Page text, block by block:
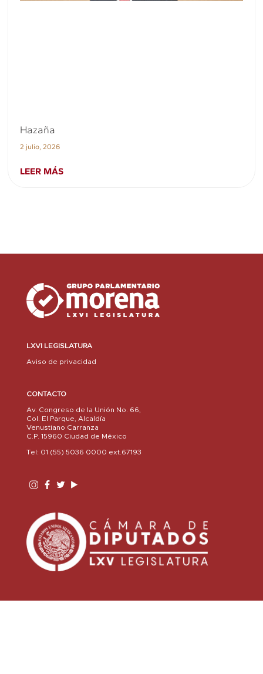
Hazaña
2 julio, 2026
LEER MÁS
LXVI LEGISLATURA
Aviso de privacidad
CONTACTO
Av. Congreso de la Unión No. 66,
Col. El Parque, Alcaldía
Venustiano Carranza
C.P. 15960 Ciudad de México
Tel: 01 (55) 5036 0000 ext.67193